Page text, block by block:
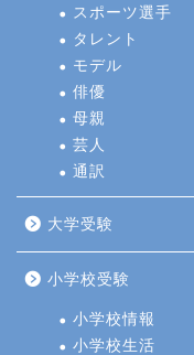
スポーツ選手
タレント
モデル
俳優
母親
芸人
通訳
大学受験
小学校受験
小学校情報
小学校生活